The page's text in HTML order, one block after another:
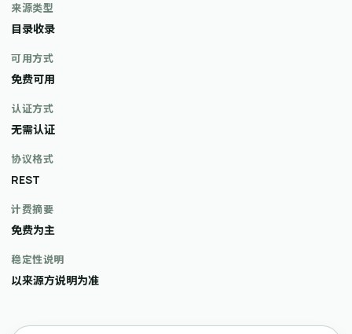
来源类型
目录收录
可用方式
免费可用
认证方式
无需认证
协议格式
REST
计费摘要
免费为主
稳定性说明
以来源方说明为准